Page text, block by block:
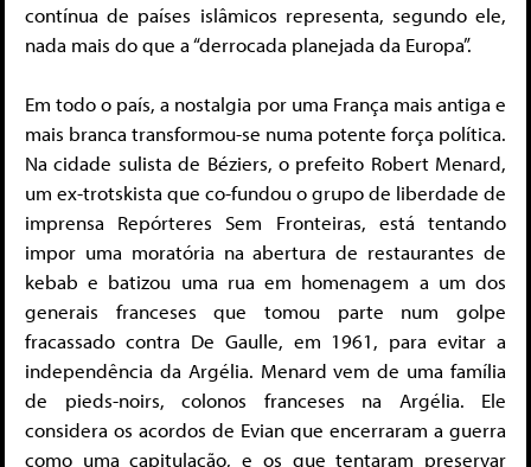
contínua de países islâmicos representa, segundo ele,
nada mais do que a “derrocada planejada da Europa”.
Em todo o país, a nostalgia por uma França mais antiga e
mais branca transformou-se numa potente força política.
Na cidade sulista de Béziers, o prefeito Robert Menard,
um ex-trotskista que co-fundou o grupo de liberdade de
imprensa Repórteres Sem Fronteiras, está tentando
impor uma moratória na abertura de restaurantes de
kebab e batizou uma rua em homenagem a um dos
generais franceses que tomou parte num golpe
fracassado contra De Gaulle, em 1961, para evitar a
independência da Argélia. Menard vem de uma família
de pieds-noirs, colonos franceses na Argélia. Ele
considera os acordos de Evian que encerraram a guerra
como uma capitulação, e os que tentaram preservar